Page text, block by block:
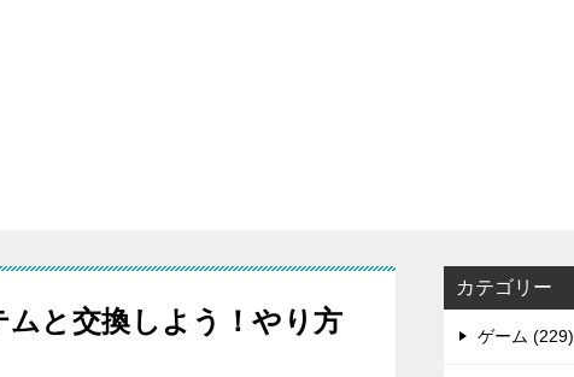
ムと交換しよう！やり方
カテゴリー
ゲーム (229)